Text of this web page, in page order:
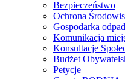
Bezpieczeństwo
Ochrona
Gospodarka
Komunikacja
Konsultacje
Budżet
Petycje